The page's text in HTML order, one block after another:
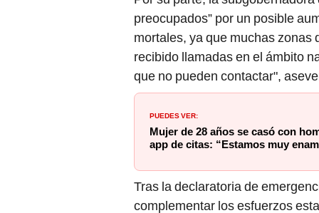
preocupados” por un posible
mortales, ya que muchas zonas
recibido llamadas en el ámbito
que no pueden contactar",
Mujer de 28 años se casó con
app de citas: “Estamos muy
Tras la declaratoria de
complementar los esfuerzos